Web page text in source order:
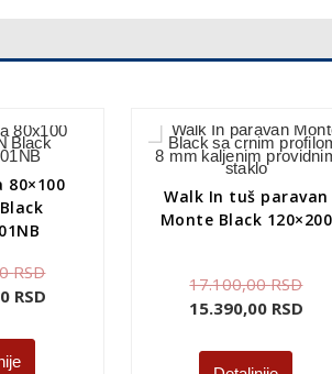
80×100
RSD
RSD
Walk In tuš paravan
Monte Black 120×200
17.100,00RSD
15.390,00 RSD